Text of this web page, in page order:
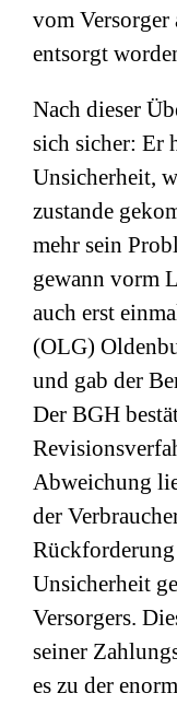
vom Versorger
entsorgt
Nach dieser
sich sicher: Er
Unsicherheit,
zustande
mehr sein
gewann vorm
auch erst
(OLG)
und gab der
Der BGH
Abweichung
der
Unsicherheit
Versorgers.
seiner
es zu der